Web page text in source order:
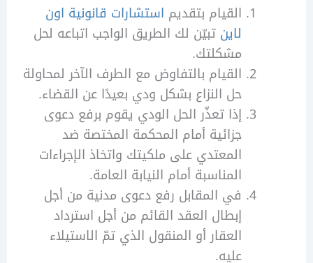
القيام بتقديم استشارات قانونية اون
تبيّن لك الطريق الواجب اتباعه لحل
مشكلتك.
القيام بالتفاوض مع الطرف الآخر لمحاولة
حل النزاع بشكل ودي بعيدًا عن القضاء.
إذا تعذّر الحل الودي يقوم برفع دعوى
جزائية أمام المحكمة المختصة ضد
المعتدي على ملكيتك واتخاذ الإجراءات
المناسبة أمام النيابة العامة.
في المقابل رفع دعوى مدنية من أجل
إبطال العقد القائم من أجل استرداد
العقار أو المنقول الذي تمّ الاستيلاء